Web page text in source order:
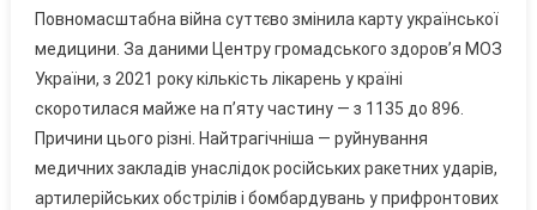
Лікарень
Втратила
Україна
За
Роки
Війни
Та
Повномасштабна війна суттєво змінила карту української
медицини. За даними Центру громадського здоров’я МОЗ
України, з 2021 року кількість лікарень у країні
скоротилася майже на п’яту частину — з 1135 до 896.
Причини цього різні. Найтрагічніша — руйнування
медичних закладів унаслідок російських ракетних ударів,
артилерійських обстрілів і бомбардувань у прифронтових